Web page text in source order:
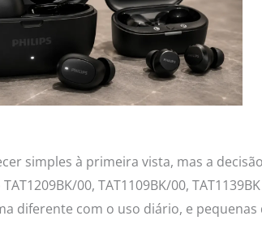
simples à primeira vista, mas a
00, TAT1109BK/00,
diferente com o uso diário, e